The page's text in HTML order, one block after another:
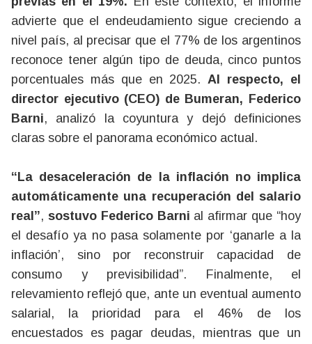
advierte que el endeudamiento sigue creciendo a
nivel país, al precisar que el 77% de los argentinos
reconoce tener algún tipo de deuda, cinco puntos
porcentuales más que en 2025. Al respecto, el
director ejecutivo (CEO) de Bumeran, Federico
Barni, analizó la coyuntura y dejó definiciones
claras sobre el panorama económico actual.
“La desaceleración de la inflación no implica
automáticamente una recuperación del salario
real”, sostuvo Federico Barni al afirmar que “hoy
el desafío ya no pasa solamente por ‘ganarle a la
inflación’, sino por reconstruir capacidad de
consumo y previsibilidad”. Finalmente, el
relevamiento reflejó que, ante un eventual aumento
salarial, la prioridad para el 46% de los
encuestados es pagar deudas, mientras que un